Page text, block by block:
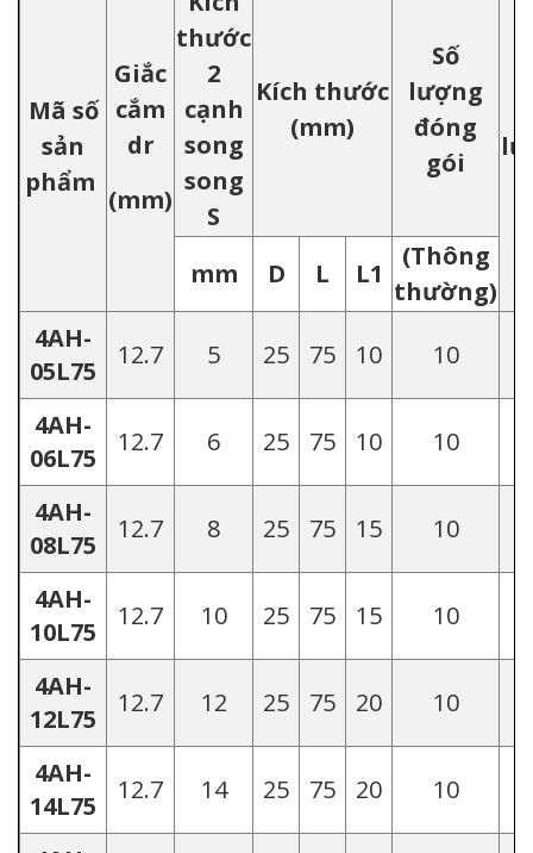
Mã số
sản
phẩm
Giắc
cắm
dr
(mm)
thước
2
cạnh
song
song
S
Kích thước
(mm)
Số
lượng
đóng
gói
mm D L L1
(Thông
thường)
4AH-
05L75
12.7 5 25 75 10 10
4AH-
06L75
12.7 6 25 75 10 10
4AH-
08L75
12.7 8 25 75 15 10
4AH-
10L75
12.7 10 25 75 15 10
4AH-
12L75
12.7 12 25 75 20 10
4AH-
14L75
12.7 14 25 75 20 10